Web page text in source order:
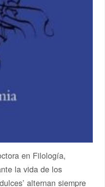
en Filología,
la vida de los
alternan siempre